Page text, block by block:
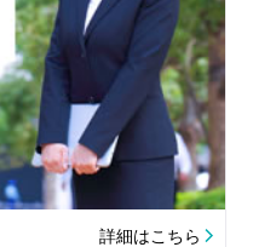
詳細はこちら